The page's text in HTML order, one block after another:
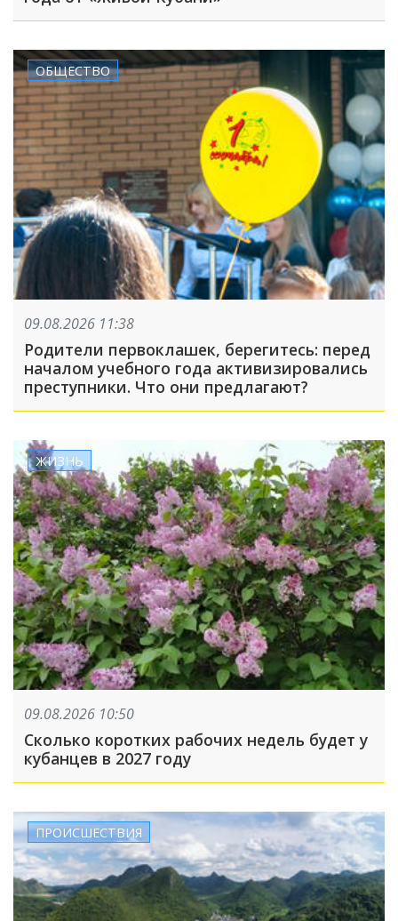
ОБЩЕСТВО
09.08.2026 11:38
Родители первоклашек, берегитесь: перед
началом учебного года активизировались
преступники. Что они предлагают?
ЖИЗНЬ
09.08.2026 10:50
Сколько коротких рабочих недель будет у
кубанцев в 2027 году
ПРОИСШЕСТВИЯ